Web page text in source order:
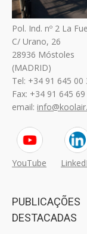
Pol. Ind. nº 2 La
C/ Urano, 26
28936 Móstoles
(MADRID)
Tel: +34 91 645 00
Fax: +34 91 645
email:
YouTube
PUBLICAÇÕES
DESTACADAS